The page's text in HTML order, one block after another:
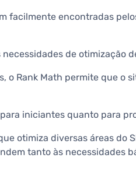
facilmente encontradas
de otimização
o Rank Math permite que o
iniciantes quanto para
otimiza diversas áreas do
tanto às necessidades